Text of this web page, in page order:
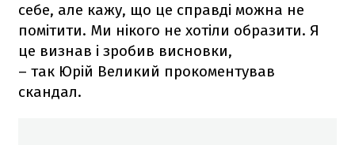
себе, але кажу, що це справді можна не
помітити. Ми нікого не хотіли образити. Я
це визнав і зробив висновки,
– так Юрій Великий прокоментував
скандал.